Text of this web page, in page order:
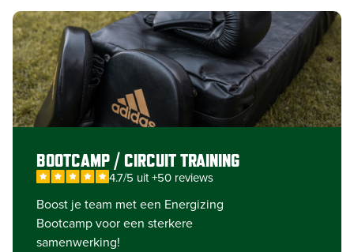
BOOTCAMP / CIRCUIT TRAINING
4.7/5 uit +50 reviews
Boost je team met een Energizing
Bootcamp voor een sterkere
samenwerking!